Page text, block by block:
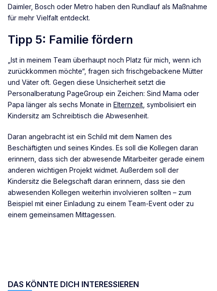
Daimler, Bosch oder Metro haben den Rundlauf als Maßnahme
für mehr Vielfalt entdeckt.
Tipp 5: Familie fördern
„Ist in meinem Team überhaupt noch Platz für mich, wenn ich
zurückkommen möchte“, fragen sich frischgebackene Mütter
und Väter oft. Gegen diese Unsicherheit setzt die
Personalberatung PageGroup ein Zeichen: Sind Mama oder
Papa länger als sechs Monate in Elternzeit , symbolisiert ein
Kindersitz am Schreibtisch die Abwesenheit.
Daran angebracht ist ein Schild mit dem Namen des
Beschäftigten und seines Kindes. Es soll die Kollegen daran
erinnern, dass sich der abwesende Mitarbeiter gerade einem
anderen wichtigen Projekt widmet. Außerdem soll der
Kindersitz die Belegschaft daran erinnern, dass sie den
abwesenden Kollegen weiterhin involvieren sollten – zum
Beispiel mit einer Einladung zu einem Team-Event oder zu
einem gemeinsamen Mittagessen.
DAS KÖNNTE DICH INTERESSIEREN